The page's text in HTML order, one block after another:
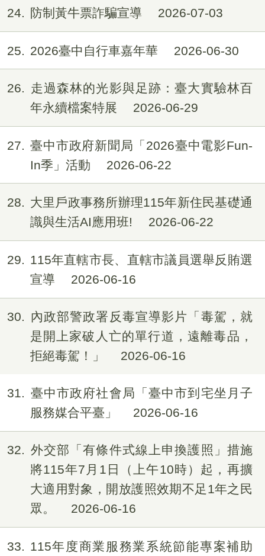
24 防制黃牛票詐騙宣導 2026-07-03
25 2026臺中自行車嘉年華 2026-06-30
26
走過森林的光影與足跡：臺大實驗林百
年永續檔案特展
2026-06-29
27
臺中市政府新聞局「2026臺中電影Fun-
In季」活動
2026-06-22
28
大里戶政事務所辦理115年新住民基礎通
識與生活AI應用班!
2026-06-22
29
115年直轄市長、直轄市議員選舉反賄選
宣導
2026-06-16
30
內政部警政署反毒宣導影片「毒駕，就
是開上家破人亡的單行道，遠離毒品，
拒絕毒駕！」
2026-06-16
31
臺中市政府社會局「臺中市到宅坐月子
服務媒合平臺」
2026-06-16
32
外交部「有條件式線上申換護照」措施
將115年7月1日（上午10時）起，再擴
大適用對象，開放護照效期不足1年之民
眾。
2026-06-16
33 115年度商業服務業系統節能專案補助